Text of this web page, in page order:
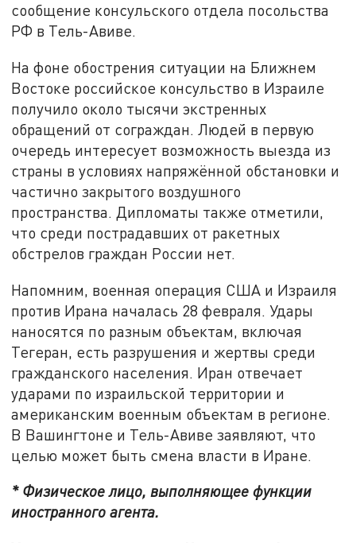
сообщение консульского отдела посольства
РФ в Тель-Авиве.
На фоне обострения ситуации на Ближнем
Востоке российское консульство в Израиле
получило около тысячи экстренных
обращений от сограждан. Людей в первую
очередь интересует возможность выезда из
страны в условиях напряжённой обстановки и
частично закрытого воздушного
пространства. Дипломаты также отметили,
что среди пострадавших от ракетных
обстрелов граждан России нет.
Напомним, военная операция США и Израиля
против Ирана началась 28 февраля. Удары
наносятся по разным объектам, включая
Тегеран, есть разрушения и жертвы среди
гражданского населения. Иран отвечает
ударами по израильской территории и
американским военным объектам в регионе.
В Вашингтоне и Тель-Авиве заявляют, что
целью может быть смена власти в Иране.
* Физическое лицо, выполняющее функции
иностранного агента.